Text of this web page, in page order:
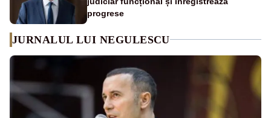
progrese
JURNALUL LUI NEGULESCU